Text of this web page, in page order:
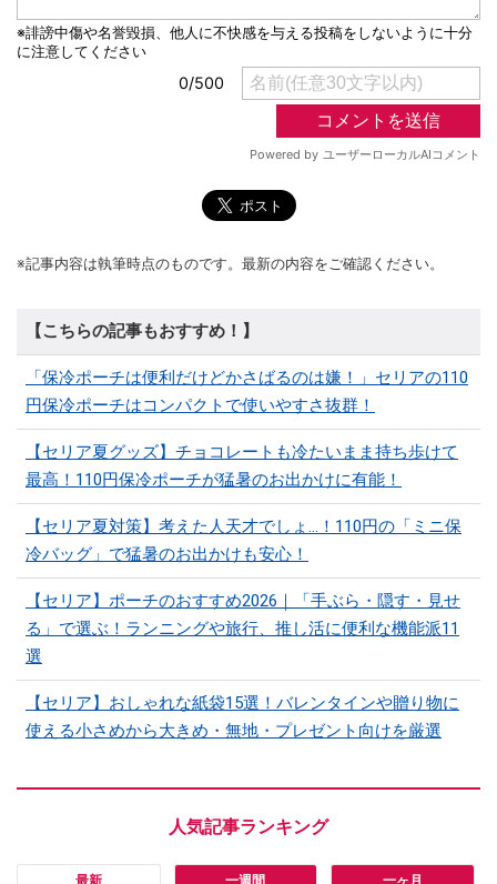
※記事内容は執筆時点のものです。最新の内容をご確認ください。
【こちらの記事もおすすめ！】
「保冷ポーチは便利だけどかさばるのは嫌！」セリアの110
円保冷ポーチはコンパクトで使いやすさ抜群！
【セリア夏グッズ】チョコレートも冷たいまま持ち歩けて
最高！110円保冷ポーチが猛暑のお出かけに有能！
【セリア夏対策】考えた人天才でしょ…！110円の「ミニ保
冷バッグ」で猛暑のお出かけも安心！
【セリア】ポーチのおすすめ2026｜「手ぶら・隠す・見せ
る」で選ぶ！ランニングや旅行、推し活に便利な機能派11
選
【セリア】おしゃれな紙袋15選！バレンタインや贈り物に
使える小さめから大きめ・無地・プレゼント向けを厳選
最新 一週間 一ヶ月